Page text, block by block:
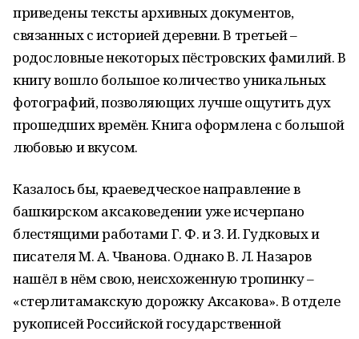
приведены тексты архивных документов,
связанных с историей деревни. В третьей –
родословные некоторых пёстровских фамилий. В
книгу вошло большое количество уникальных
фотографий, позволяющих лучше ощутить дух
прошедших времён. Книга оформлена с большой
любовью и вкусом.
Казалось бы, краеведческое направление в
башкирском аксаковедении уже исчерпано
блестящими работами Г. Ф. и З. И. Гудковых и
писателя М. А. Чванова. Однако В. Л. Назаров
нашёл в нём свою, неисхоженную тропинку –
«стерлитамакскую дорожку Аксакова». В отделе
рукописей Российской государственной